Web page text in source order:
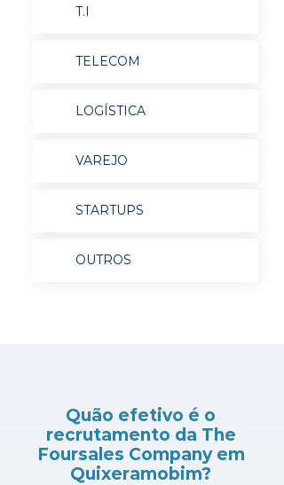
T.I
TELECOM
LOGÍSTICA
VAREJO
STARTUPS
OUTROS
Quão efetivo é o
recrutamento da The
Foursales Company em
Quixeramobim?